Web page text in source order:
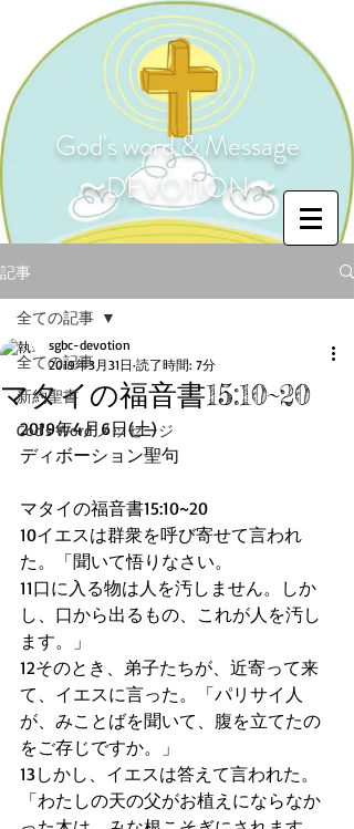
God's word & Message
〜DEVOTION〜
記事
全ての記事
新約聖書
God's Word メッセージ
全ての記事
マタイの福音書15:10~20
sgbc-devotion
2019年3月31日 読了時間: 7分
2019年4月6日(土)
ディボーション聖句
マタイの福音書15:10~20
10イエスは群衆を呼び寄せて言われ
た。「聞いて悟りなさい。
11口に入る物は人を汚しません。しか
し、口から出るもの、これが人を汚し
ます。」
12そのとき、弟子たちが、近寄って来
て、イエスに言った。「パリサイ人
が、みことばを聞いて、腹を立てたの
をご存じですか。」
13しかし、イエスは答えて言われた。
「わたしの天の父がお植えにならなか